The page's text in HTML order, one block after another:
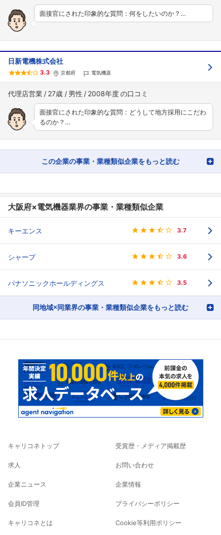
面接官にされた印象的な質問：何をしたいのか？…
日新電機株式会社
3.3 京都府 電気機器
代理店営業 27歳 男性 2008年度
面接官にされた印象的な質問：どうして地方採用にこだわ
るのか？…
この企業の事業・業種類似企業をもっと読む
大阪府×電気機器業界の事業・業種類似企業
キーエンス 3.7
シャープ 3.6
パナソニックホールディングス 3.5
同地域×同業界の事業・業種類似企業をもっと読む
キャリコネトップ
求人
企業ニュース
会員ID管理
キャリコネとは
受賞歴・メディア掲載歴
お問い合わせ
企業情報
プライバシーポリシー
Cookie等利用ポリシー